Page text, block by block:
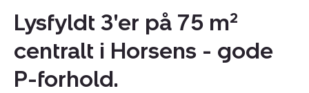
Lysfyldt 3'er på 75 m²
centralt i Horsens - gode
P-forhold.